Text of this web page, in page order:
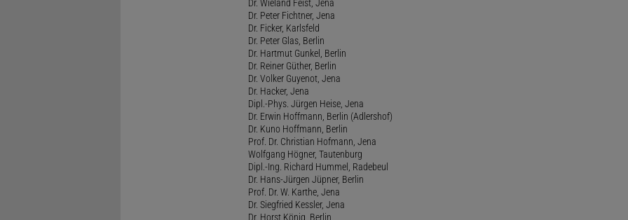
Dr. Wieland Feist, Jena
Dr. Peter Fichtner, Jena
Dr. Ficker, Karlsfeld
Dr. Peter Glas, Berlin
Dr. Hartmut Gunkel, Berlin
Dr. Reiner Güther, Berlin
Dr. Volker Guyenot, Jena
Dr. Hacker, Jena
Dipl.-Phys. Jürgen Heise, Jena
Dr. Erwin Hoffmann, Berlin (Adlershof)
Dr. Kuno Hoffmann, Berlin
Prof. Dr. Christian Hofmann, Jena
Wolfgang Högner, Tautenburg
Dipl.-Ing. Richard Hummel, Radebeul
Dr. Hans-Jürgen Jüpner, Berlin
Prof. Dr. W. Karthe, Jena
Dr. Siegfried Kessler, Jena
Dr. Horst König, Berlin